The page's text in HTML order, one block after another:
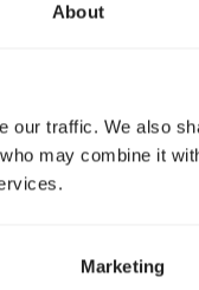
About
our traffic. We also
may combine it
Marketing